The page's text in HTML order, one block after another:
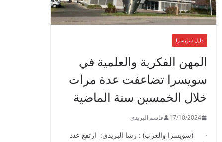
دليل سويسرا
المهن الفكرية والعلمية في
سويسرا تضاعفت عدة مرات
خلال الخمسين سنة الماضية
17/10/2024 قاسم البريدي
· (سويسرا والعرب) : رشا البريدي: ارتفع عدد